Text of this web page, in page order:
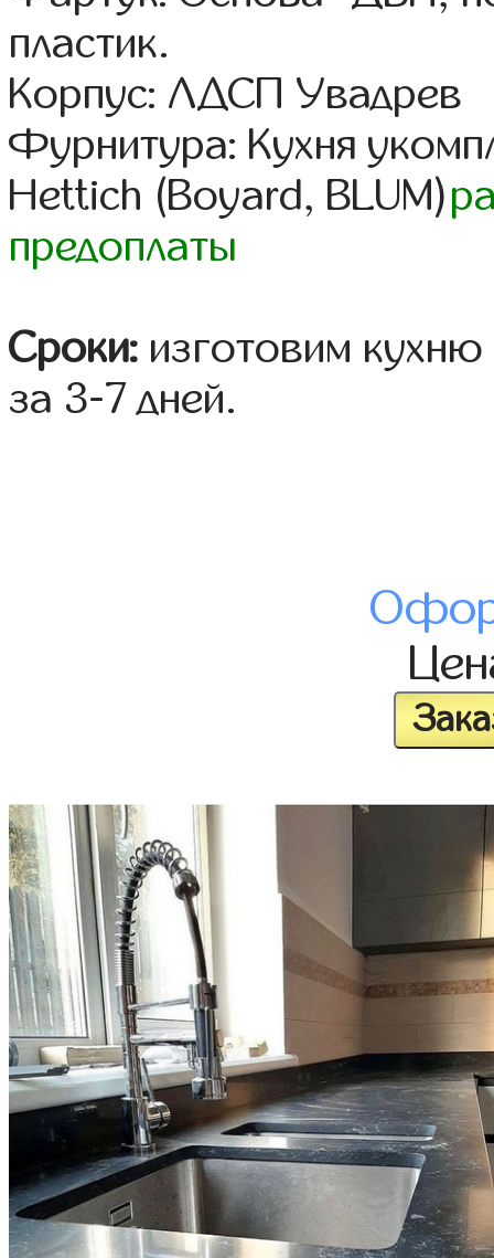
пластик.
Корпус: ЛДСП Увадрев
Фурнитура: Кухня
Hettich (Boyard, BLUM)
предоплаты
Сроки: изготовим
за 3-7 дней.